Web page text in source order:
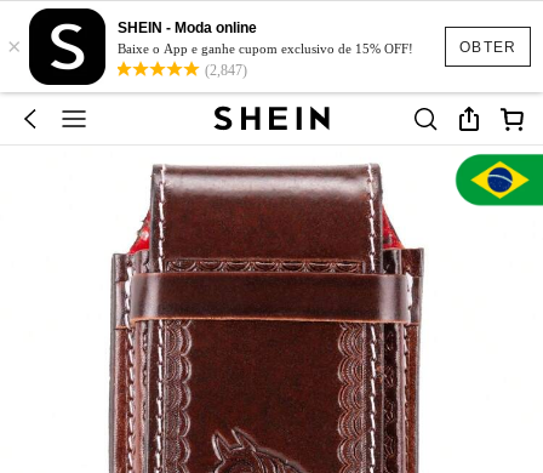
OBTER
×
SHEIN - Moda online
Baixe o App e ganhe cupom exclusivo de 15% OFF!
(2,847)